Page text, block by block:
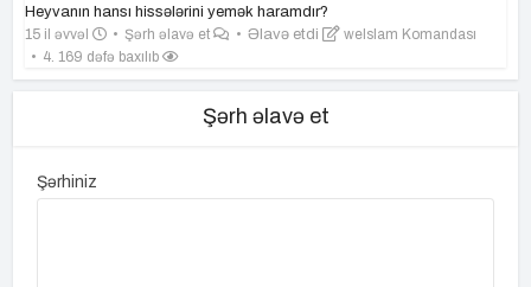
Heyvanın hansı hissələrini yemək haramdır?
15 il əvvəl
Şərh əlavə et Əlavə etdi
weIslam Komandası
4. 169 dəfə baxılıb
Şərh əlavə et
Şərhiniz